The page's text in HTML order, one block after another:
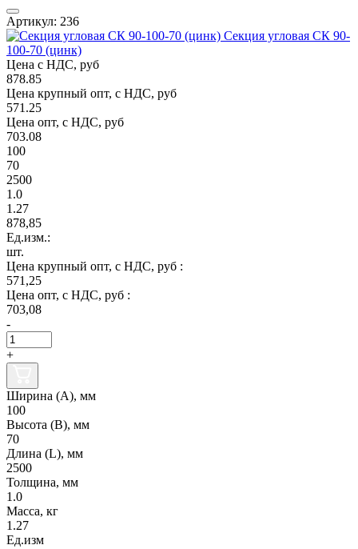
Артикул: 236
Секция угловая СК 90-
100-70 (цинк)
Цена с НДС, руб
878.85
Цена крупный опт, с НДС, руб
571.25
Цена опт, с НДС, руб
703.08
100
70
2500
1.0
1.27
878,85
Ед.изм.:
шт.
Цена крупный опт, с НДС, руб :
571,25
Цена опт, с НДС, руб :
703,08
-
+
Ширина (А), мм
100
Высота (В), мм
70
Длина (L), мм
2500
Толщина, мм
1.0
Масса, кг
1.27
Ед.изм